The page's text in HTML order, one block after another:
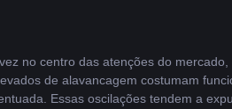
no centro das atenções do
de alavancagem costumam
Essas oscilações tendem a